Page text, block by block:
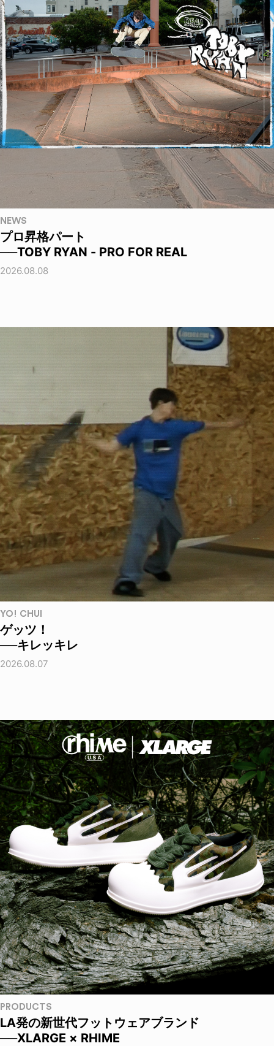
NEWS
プロ昇格パート
──TOBY RYAN - PRO FOR REAL
2026.08.08
YO! CHUI
ゲッツ！
──キレッキレ
2026.08.07
PRODUCTS
LA発の新世代フットウェアブランド
──XLARGE × RHIME